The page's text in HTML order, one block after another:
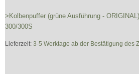
>Kolbenpuffer (grüne Ausführung -
300/300S
Lieferzeit: 3-5 Werktage ab der Bestätigung des